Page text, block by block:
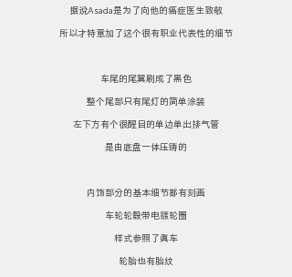
据说Asada是为了向他的癌症医生致敬
所以才特意加了这个很有职业代表性的细节
车尾的尾翼刷成了黑色
整个尾部只有尾灯的简单涂装
左下方有个很醒目的单边单出排气管
是由底盘一体压铸的
内饰部分的基本细节都有刻画
车轮轮毂带电镀轮圈
样式参照了真车
轮胎也有胎纹